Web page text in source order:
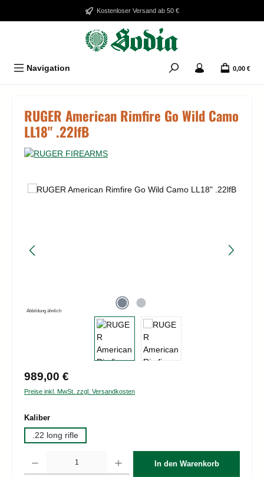
Zum Hauptinhalt springenKostenloser Versand ab 50 €
Navigation 0,00 €
RUGER American Rimfire Go Wild Camo
LL18" .22lfB
Bildergalerie überspringen
Abbildung ähnlich
Regulärer Preis:
989,00 €
Preise inkl. MwSt. zzgl. Versandkosten
Kaliberauswählen
.22 long rifle
In den Warenkorb